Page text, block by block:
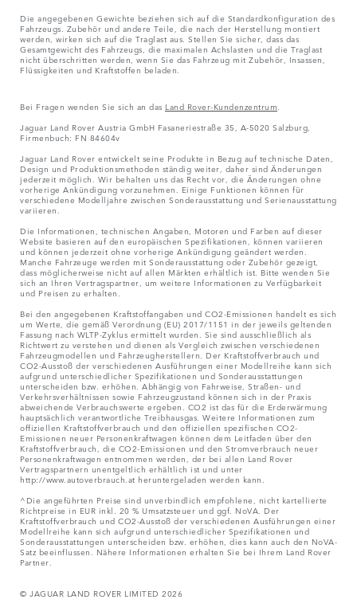
Die angegebenen Gewichte beziehen sich auf die Standardkonfiguration des
Fahrzeugs. Zubehör und andere Teile, die nach der Herstellung montiert
werden, wirken sich auf die Traglast aus. Stellen Sie sicher, dass das
Gesamtgewicht des Fahrzeugs, die maximalen Achslasten und die Traglast
nicht überschritten werden, wenn Sie das Fahrzeug mit Zubehör, Insassen,
Flüssigkeiten und Kraftstoffen beladen.
Bei Fragen wenden Sie sich an das Land Rover-Kundenzentrum
Jaguar Land Rover Austria GmbH Fasaneriestraße 35, A-5020 Salzburg,
Firmenbuch: FN 84604v
Jaguar Land Rover entwickelt seine Produkte in Bezug auf technische Daten,
Design und Produktionsmethoden ständig weiter, daher sind Änderungen
jederzeit möglich. Wir behalten uns das Recht vor, die Änderungen ohne
vorherige Ankündigung vorzunehmen. Einige Funktionen können für
verschiedene Modelljahre zwischen Sonderausstattung und Serienausstattung
variieren.
Die Informationen, technischen Angaben, Motoren und Farben auf dieser
Website basieren auf den europäischen Spezifikationen, können variieren
und können jederzeit ohne vorherige Ankündigung geändert werden.
Manche Fahrzeuge werden mit Sonderausstattung oder Zubehör gezeigt,
dass möglicherweise nicht auf allen Märkten erhältlich ist. Bitte wenden Sie
sich an Ihren Vertragspartner, um weitere Informationen zu Verfügbarkeit
und Preisen zu erhalten.
Bei den angegebenen Kraftstoffangaben und CO2-Emissionen handelt es sich
um Werte, die gemäß Verordnung (EU) 2017/1151 in der jeweils geltenden
Fassung nach WLTP-Zyklus ermittelt wurden. Sie sind ausschließlich als
Richtwert zu verstehen und dienen als Vergleich zwischen verschiedenen
Fahrzeugmodellen und Fahrzeugherstellern. Der Kraftstoffverbrauch und
CO2-Ausstoß der verschiedenen Ausführungen einer Modellreihe kann sich
aufgrund unterschiedlicher Spezifikationen und Sonderausstattungen
unterscheiden bzw. erhöhen. Abhängig von Fahrweise, Straßen- und
Verkehrsverhältnissen sowie Fahrzeugzustand können sich in der Praxis
abweichende Verbrauchswerte ergeben. CO2 ist das für die Erderwärmung
hauptsächlich verantwortliche Treibhausgas. Weitere Informationen zum
offiziellen Kraftstoffverbrauch und den offiziellen spezifischen CO2-
Emissionen neuer Personenkraftwagen können dem Leitfaden über den
Kraftstoffverbrauch, die CO2-Emissionen und den Stromverbrauch neuer
Personenkraftwagen entnommen werden, der bei allen Land Rover
Vertragspartnern unentgeltlich erhältlich ist und unter
http://www.autoverbrauch.at heruntergeladen werden kann.
^Die angeführten Preise sind unverbindlich empfohlene, nicht kartellierte
Richtpreise in EUR inkl. 20 % Umsatzsteuer und ggf. NoVA. Der
Kraftstoffverbrauch und CO2-Ausstoß der verschiedenen Ausführungen einer
Modellreihe kann sich aufgrund unterschiedlicher Spezifikationen und
Sonderausstattungen unterscheiden bzw. erhöhen, dies kann auch den NoVA-
Satz beeinflussen. Nähere Informationen erhalten Sie bei Ihrem Land Rover
Partner.
© JAGUAR LAND ROVER LIMITED 2026